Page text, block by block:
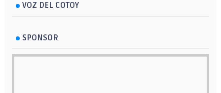
VOZ DEL COTOY
SPONSOR